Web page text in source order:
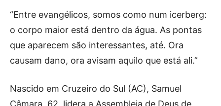
“Entre evangélicos, somos como num icerberg:
o corpo maior está dentro da água. As pontas
que aparecem são interessantes, até. Ora
causam dano, ora avisam aquilo que está ali.”
Nascido em Cruzeiro do Sul (AC), Samuel
Câmara, 62, lidera a Assembleia de Deus de